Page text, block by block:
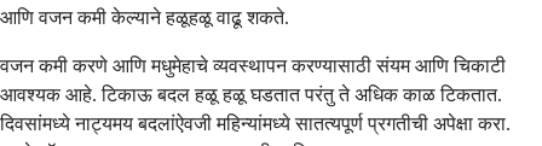
आणि वजन कमी केल्याने हळूहळू वाढू शकते.
वजन कमी करणे आणि मधुमेहाचे व्यवस्थापन करण्यासाठी संयम आणि चिकाटी
आवश्यक आहे. टिकाऊ बदल हळू हळू घडतात परंतु ते अधिक काळ टिकतात.
दिवसांमध्ये नाट्यमय बदलांऐवजी महिन्यांमध्ये सातत्यपूर्ण प्रगतीची अपेक्षा करा.